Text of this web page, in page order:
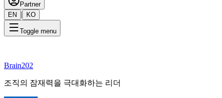
Partner
EN
| KO
Toggle menu
Brain202
조직의 잠재력을 극대화하는 리더